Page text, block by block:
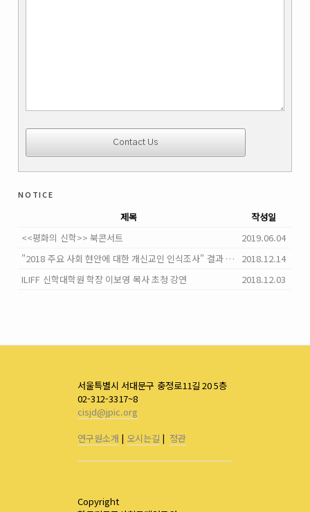
notice
제목
작성일
<<평화의 신학>> 북콘서트
2019.06.04
"2018 주요 사회 현안에 대한 개신교인 인식조사" 결과 발표
2018.12.14
ILIFF 신학대학원 학장 이보영 목사 초청 강연
2018.12.03
서울특별시 서대문구 충정로11길 20 5층
02-312-3317~8
cisjd@jpic.org
연구원소개 | 오시는길 | 정관
Copyright